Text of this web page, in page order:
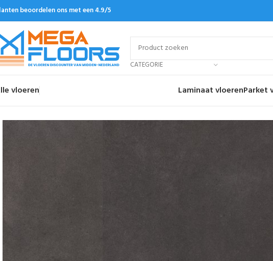
beoordelen ons met een 4.9/5
CATEGORIE
vloeren Laminaat vloerenParket